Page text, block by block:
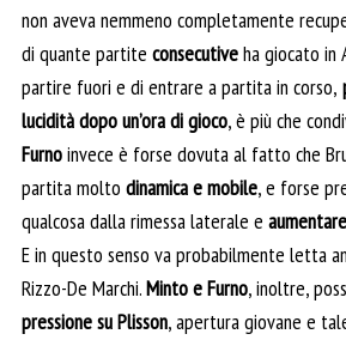
non aveva nemmeno completamente
di quante partite consecutiveha giocato in
partire fuori e di entrare a partita in corso,
lucidità dopo un’ora di gioco, è più che
Furnoinvece è forse dovuta al fatto che
partita molto dinamica e mobile, e forse
qualcosa dalla rimessa laterale e
E in questo senso va probabilmente letta
Rizzo-De Marchi.Minto e Furno, inoltre,
pressione su Plisson, apertura giovane e